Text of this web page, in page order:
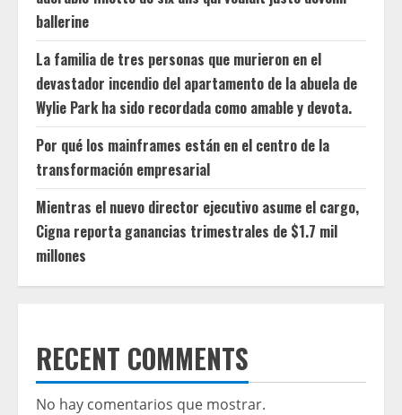
ballerine
La familia de tres personas que murieron en el
devastador incendio del apartamento de la abuela de
Wylie Park ha sido recordada como amable y devota.
Por qué los mainframes están en el centro de la
transformación empresarial
Mientras el nuevo director ejecutivo asume el cargo,
Cigna reporta ganancias trimestrales de $1.7 mil
millones
RECENT COMMENTS
No hay comentarios que mostrar.